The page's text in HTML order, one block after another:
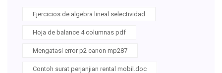
Ejercicios de algebra lineal selectividad
Hoja de balance 4 columnas pdf
Mengatasi error p2 canon mp287
Contoh surat perjanjian rental mobil.doc